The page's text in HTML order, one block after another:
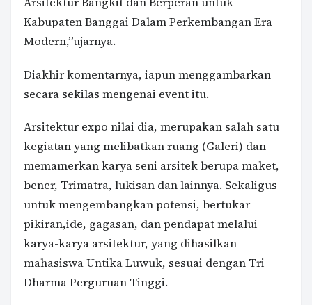
Kabupaten Banggai Dalam Perkembangan Era
Modern,”ujarnya.
Diakhir komentarnya, iapun menggambarkan
secara sekilas mengenai event itu.
Arsitektur expo nilai dia, merupakan salah satu
kegiatan yang melibatkan ruang (Galeri) dan
memamerkan karya seni arsitek berupa maket,
bener, Trimatra, lukisan dan lainnya. Sekaligus
untuk mengembangkan potensi, bertukar
pikiran,ide, gagasan, dan pendapat melalui
karya-karya arsitektur, yang dihasilkan
mahasiswa Untika Luwuk, sesuai dengan Tri
Dharma Perguruan Tinggi.